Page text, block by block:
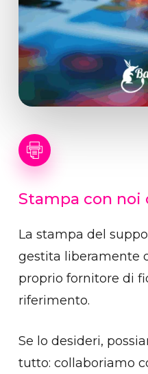
Stampa con noi
La stampa del
gestita liberamente
proprio fornitore di
riferimento.
Se lo desideri,
tutto: collaboriamo